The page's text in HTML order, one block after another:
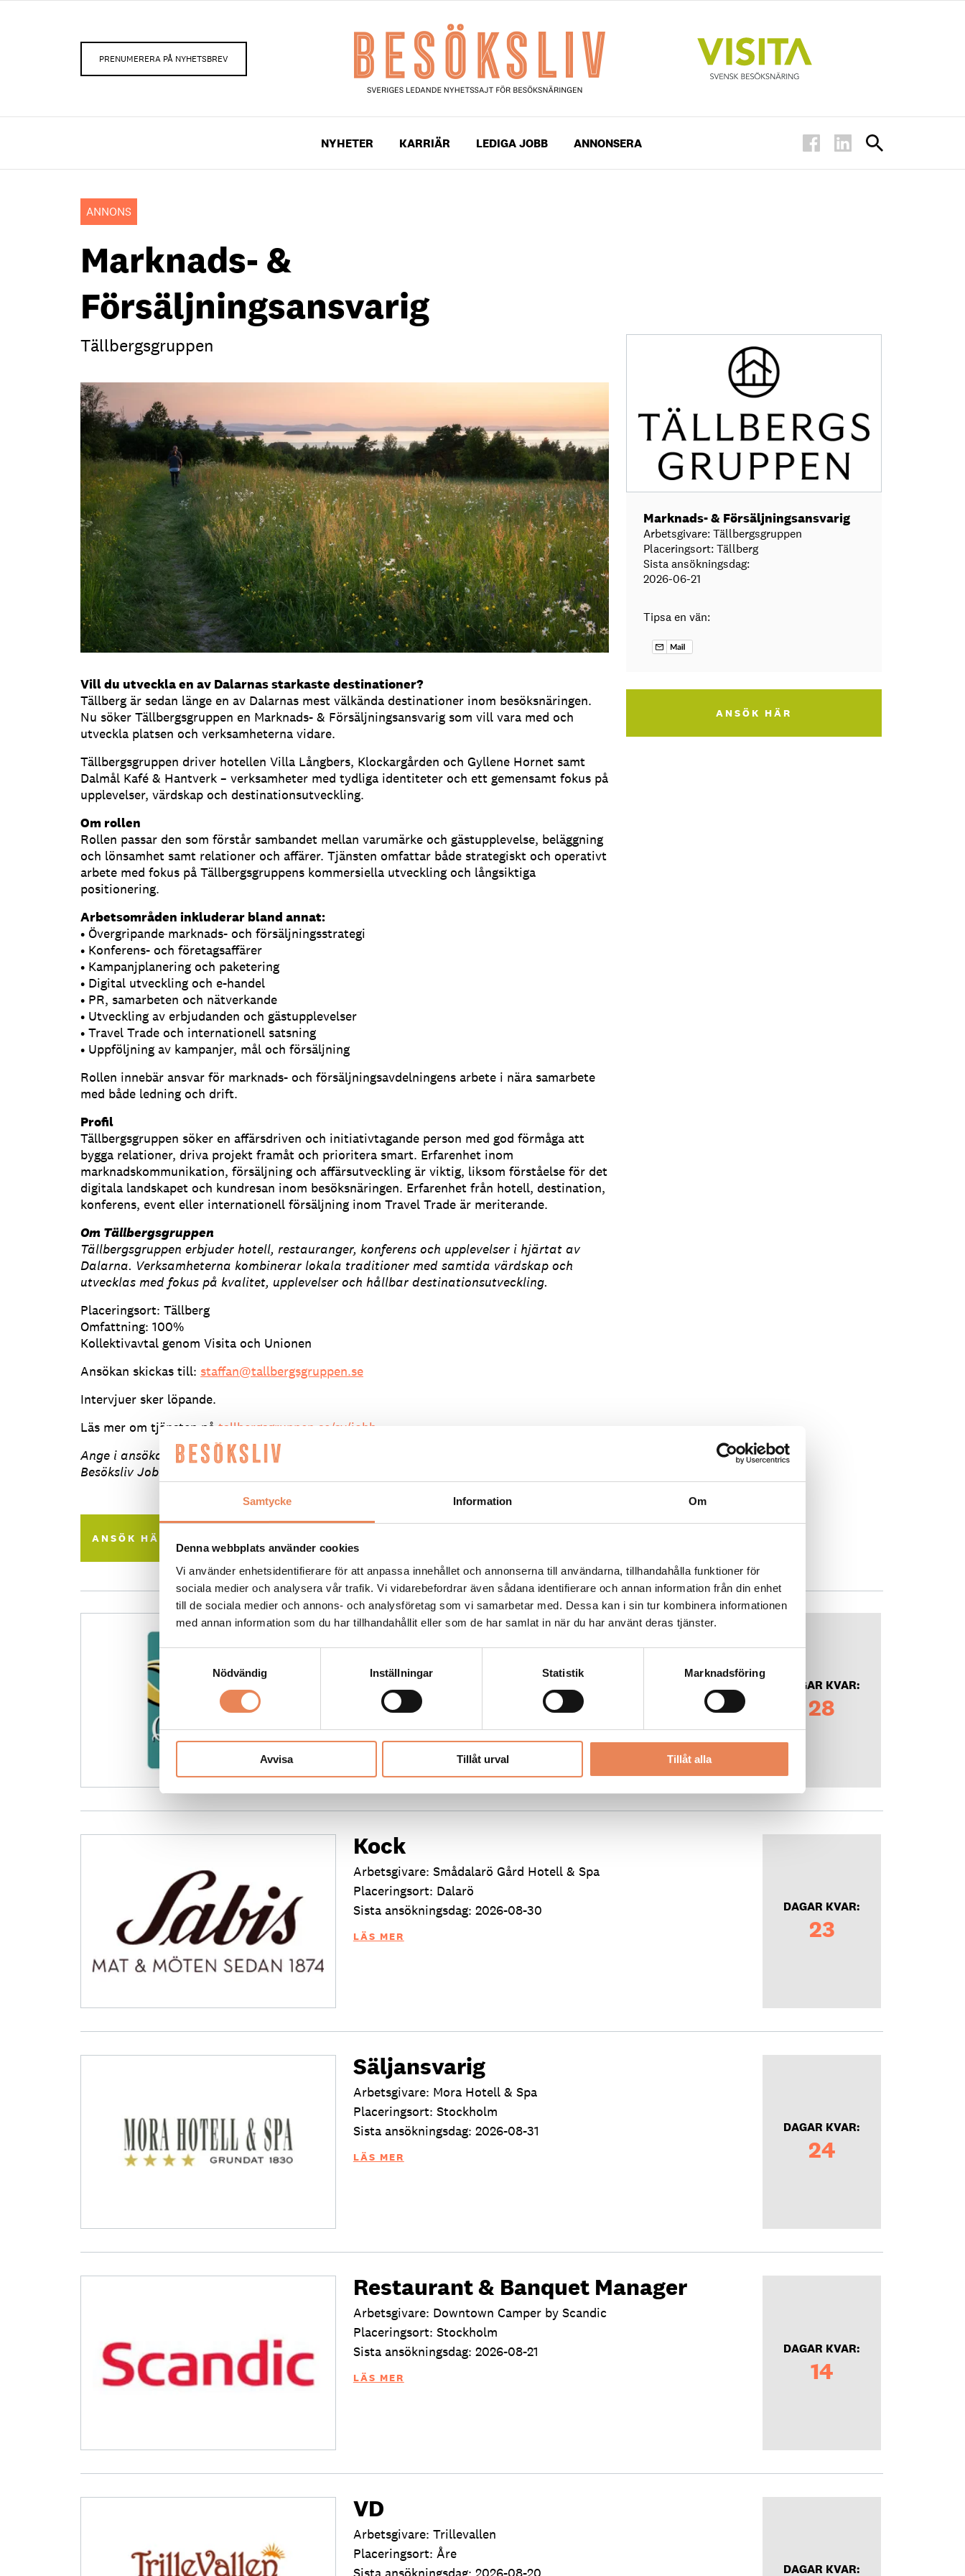
Samtycke Information Om
Denna webbplats använder cookies
Vi använder enhetsidentifierare för att anpassa innehållet och annonserna till användarna, tillhandahålla funktioner för
sociala medier och analysera vår trafik. Vi vidarebefordrar även sådana identifierare och annan information från din enhet
till de sociala medier och annons- och analysföretag som vi samarbetar med. Dessa kan i sin tur kombinera informationen
med annan information som du har tillhandahållit eller som de har samlat in när du har använt deras tjänster.
Nödvändig
Inställningar Statistik Marknadsföring
Avvisa Tillåt urval Tillåt alla
PRENUMERERA PÅ NYHETSBREV
NYHETER KARRIÄR LEDIGA JOBB ANNONSERA
ANNONS
Marknads- &
Försäljningsansvarig
Tällbergsgruppen
Vill du utveckla en av Dalarnas starkaste destinationer?
Tällberg är sedan länge en av Dalarnas mest välkända destinationer inom besöksnäringen.
Nu söker Tällbergsgruppen en Marknads- & Försäljningsansvarig som vill vara med och
utveckla platsen och verksamheterna vidare.
Tällbergsgruppen driver hotellen Villa Långbers, Klockargården och Gyllene Hornet samt
Dalmål Kafé & Hantverk – verksamheter med tydliga identiteter och ett gemensamt fokus på
upplevelser, värdskap och destinationsutveckling.
Om rollen
Rollen passar den som förstår sambandet mellan varumärke och gästupplevelse, beläggning
och lönsamhet samt relationer och affärer. Tjänsten omfattar både strategiskt och operativt
arbete med fokus på Tällbergsgruppens kommersiella utveckling och långsiktiga
positionering.
Arbetsområden inkluderar bland annat:
• Övergripande marknads- och försäljningsstrategi
• Konferens- och företagsaffärer
• Kampanjplanering och paketering
• Digital utveckling och e-handel
• PR, samarbeten och nätverkande
• Utveckling av erbjudanden och gästupplevelser
• Travel Trade och internationell satsning
• Uppföljning av kampanjer, mål och försäljning
Rollen innebär ansvar för marknads- och försäljningsavdelningens arbete i nära samarbete
med både ledning och drift.
Profil
Tällbergsgruppen söker en affärsdriven och initiativtagande person med god förmåga att
bygga relationer, driva projekt framåt och prioritera smart. Erfarenhet inom
marknadskommunikation, försäljning och affärsutveckling är viktig, liksom förståelse för det
digitala landskapet och kundresan inom besöksnäringen. Erfarenhet från hotell, destination,
konferens, event eller internationell försäljning inom Travel Trade är meriterande.
Om Tällbergsgruppen
Tällbergsgruppen erbjuder hotell, restauranger, konferens och upplevelser i hjärtat av
Dalarna. Verksamheterna kombinerar lokala traditioner med samtida värdskap och
utvecklas med fokus på kvalitet, upplevelser och hållbar destinationsutveckling.
Placeringsort: Tällberg
Omfattning: 100%
Kollektivavtal genom Visita och Unionen
Ansökan skickas till: staffan@tallbergsgruppen.se
Intervjuer sker löpande.
Läs mer om tjänsten på tallbergsgruppen.se/sv/jobb
Ange i ansökan att du sett annonsen på besoksliv.se. Se även alla våra lediga jobb på
Besöksliv Jobb på Facebook
ANSÖK HÄR
Marknads- & Försäljningsansvarig
Arbetsgivare: Tällbergsgruppen
Placeringsort: Tällberg
Sista ansökningsdag:
2026-06-21
Tipsa en vän:
ANSÖK HÄR
FLER LEDIGA JOBB
General Manager/Hotelldirektör
Arbetsgivare: Quality Hotel Grand
Placeringsort: Falun
Sista ansökningsdag: 2026-09-04
LÄS MER
DAGAR KVAR:
28
Kock
Arbetsgivare: Smådalarö Gård Hotell & Spa
Placeringsort: Dalarö
Sista ansökningsdag: 2026-08-30
LÄS MER
DAGAR KVAR:
23
Säljansvarig
Arbetsgivare: Mora Hotell & Spa
Placeringsort: Stockholm
Sista ansökningsdag: 2026-08-31
LÄS MER
DAGAR KVAR:
24
Restaurant & Banquet Manager
Arbetsgivare: Downtown Camper by Scandic
Placeringsort: Stockholm
Sista ansökningsdag: 2026-08-21
LÄS MER
DAGAR KVAR:
14
VD
Arbetsgivare: Trillevallen
Placeringsort: Åre
Sista ansökningsdag: 2026-08-20
DAGAR KVAR: